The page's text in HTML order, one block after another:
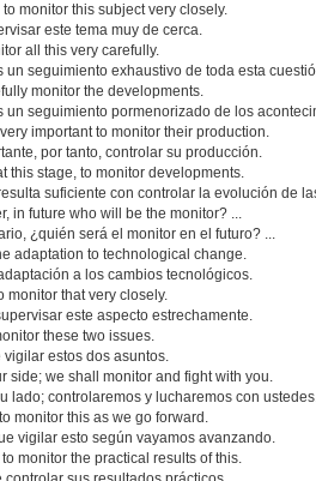
monitor this subject very closely.
este tema muy de cerca.
all this very carefully.
un seguimiento exhaustivo de toda esta
monitor the developments.
un seguimiento pormenorizado de los
important to monitor their production.
por tanto, controlar su producción.
this stage, to monitor developments.
suficiente con controlar la evolución de
in future who will be the monitor? ...
¿quién será el monitor en el futuro? ...
adaptation to technological change.
a los cambios tecnológicos.
monitor that very closely.
este aspecto estrechamente.
these two issues.
vigilar estos dos asuntos.
side; we shall monitor and fight with you.
lado; controlaremos y lucharemos con
monitor this as we go forward.
vigilar esto según vayamos avanzando.
to monitor the practical results of this.